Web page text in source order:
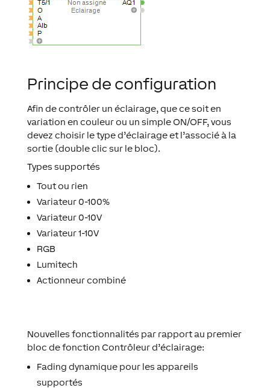
Principe de configuration
Afin de contrôler un éclairage, que ce soit en
variation en couleur ou un simple ON/OFF, vous
devez choisir le type d’éclairage et l’associé à la
sortie (double clic sur le bloc).
Types supportés
Tout ou rien
Variateur 0-100%
Variateur 0-10V
Variateur 1-10V
RGB
Lumitech
Actionneur combiné
Nouvelles fonctionnalités par rapport au premier
bloc de fonction Contrôleur d’éclairage:
Fading dynamique pour les appareils
supportés